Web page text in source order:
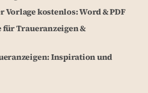
Vorlage kostenlos: Word & PDF
für Traueranzeigen &
Inspiration und